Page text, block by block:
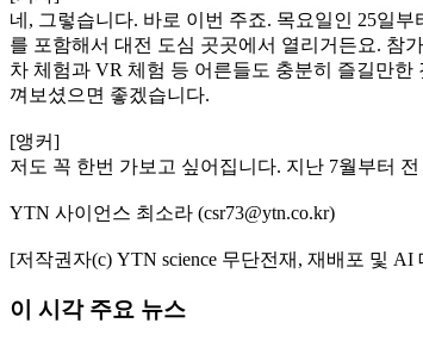
네, 그렇습니다. 바로 이번 주죠. 목요일인 25일
를 포함해서 대전 도심 곳곳에서 열리거든요. 참
차 체험과 VR 체험 등 어른들도 충분히 즐길만
껴보셨으면 좋겠습니다.
[앵커]
저도 꼭 한번 가보고 싶어집니다. 지난 7월부터
YTN 사이언스 최소라 (csr73@ytn.co.kr)
[저작권자(c) YTN science 무단전재, 재배포 및 AI
이 시각 주요 뉴스